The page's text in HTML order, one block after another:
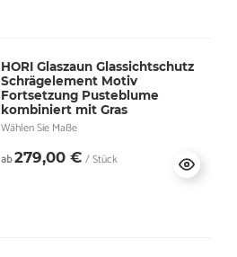
HORI Glaszaun Glassichtschutz
Schrägelement Motiv
Fortsetzung Pusteblume
kombiniert mit Gras
Wählen Sie Maße
ab279,00 € / Stück